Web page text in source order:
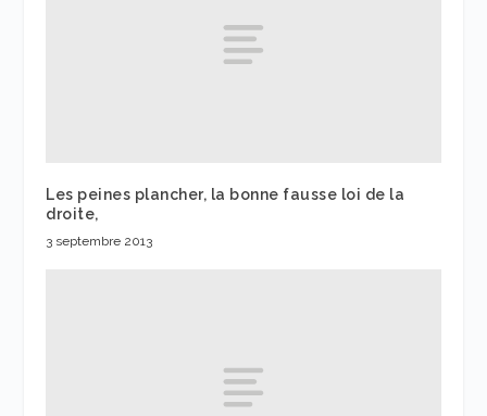
Les peines plancher, la bonne fausse loi de la
droite,
3 septembre 2013